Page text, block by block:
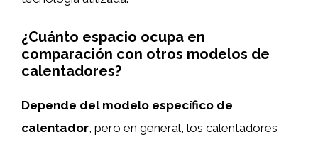
¿Cuánto espacio ocupa en
comparación con otros modelos de
calentadores?
Depende del modelo específico de
calentador , pero en general, los calentadores